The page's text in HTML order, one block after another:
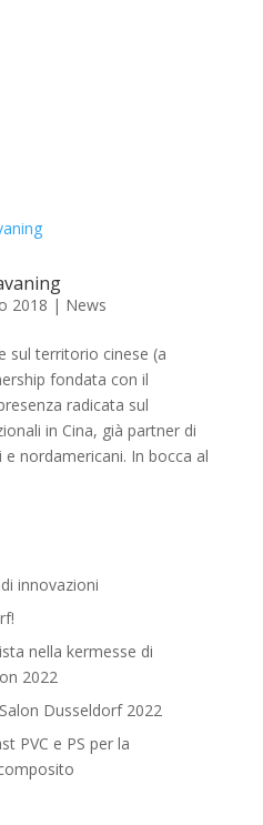
2018 | News
sul territorio cinese (a
fondata con il
radicata sul
in Cina, già partner di
nordamericani. In bocca al
innovazioni
nella kermesse di
2022
Dusseldorf 2022
PVC e PS per la